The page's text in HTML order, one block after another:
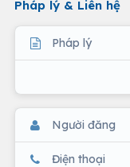
Pháp lý & Liên hệ
Pháp lý
Người đăng
Điện thoại